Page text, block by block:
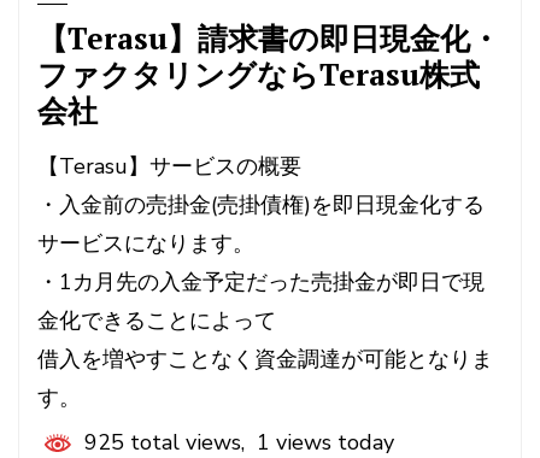
【Terasu】請求書の即日現金化・
ファクタリングならTerasu株式
会社
【Terasu】サービスの概要
・入金前の売掛金(売掛債権)を即日現金化する
サービスになります。
・1カ月先の入金予定だった売掛金が即日で現
金化できることによって
借入を増やすことなく資金調達が可能となりま
す。
925 total views, 1 views today